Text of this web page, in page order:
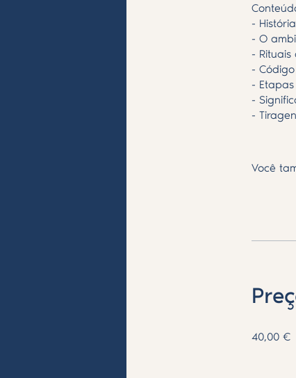
-
- O
-
-
-
-
-
Você
40,00 €